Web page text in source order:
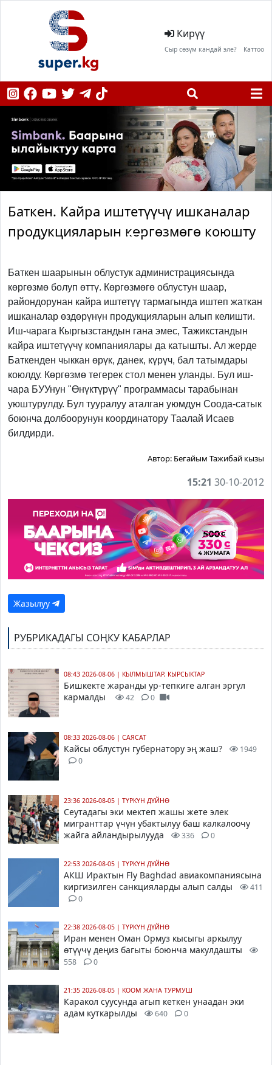
Кирүү
Сыр сөзүм кандай эле? Каттоо
Баткен. Кайра иштетүүчү ишканалар
продукцияларын көргөзмөгө коюшту
Баткен шаарынын облустук администрациясында
көргөзмө болуп өттү. Көргөзмөгө облустун шаар,
райондорунан кайра иштетүү тармагында иштеп жаткан
ишканалар өздөрүнүн продукцияларын алып келишти.
Иш-чарага Кыргызстандын гана эмес, Тажикстандын
кайра иштетүүчү компаниялары да катышты. Ал жерде
Баткенден чыккан өрүк, данек, күрүч, бал татымдары
коюлду. Көргөзмө тегерек стол менен уланды. Бул иш-
чара БУУнун "Өнүктүрүү" программасы тарабынан
уюштурулду. Бул тууралуу аталган уюмдун Соода-сатык
боюнча долбоорунун координатору Таалай Исаев
билдирди.
Автор: Бегайым Тажибай кызы
15:21 30-10-2012
Жазылуу
РУБРИКАДАГЫ СОҢКУ КАБАРЛАР
08:43 2026-08-06 | КЫЛМЫШТАР, КЫРСЫКТАР
Бишкекте жаранды ур-тепкиге алган эргул
кармалды
42 0
08:33 2026-08-06 | САЯСАТ
Кайсы облустун губернатору эң жаш?
1949
0
23:36 2026-08-05 | ТҮРКҮН ДҮЙНӨ
Сеутадагы эки мектеп жашы жете элек
мигранттар үчүн убактылуу баш калкалоочу
жайга айландырылууда
336 0
22:53 2026-08-05 | ТҮРКҮН ДҮЙНӨ
АКШ Ирактын Fly Baghdad авиакомпаниясына
киргизилген санкцияларды алып салды
411
0
22:38 2026-08-05 | ТҮРКҮН ДҮЙНӨ
Иран менен Оман Ормуз кысыгы аркылуу
өтүүчү деңиз багыты боюнча макулдашты
558 0
21:35 2026-08-05 | КООМ ЖАНА ТУРМУШ
Каракол суусунда агып кеткен унаадан эки
адам куткарылды
640 0